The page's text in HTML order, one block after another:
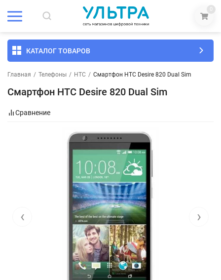
0
КАТАЛОГ ТОВАРОВ
Главная / Телефоны / HTC / Смартфон HTC Desire 820 Dual Sim
Смартфон HTC Desire 820 Dual Sim
Сравнение
‹ ›